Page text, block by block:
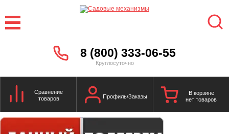
8 (800) 333-06-55
Круглосуточно
Сравнение
товаров
Профиль/Заказы
В корзине
нет товаров